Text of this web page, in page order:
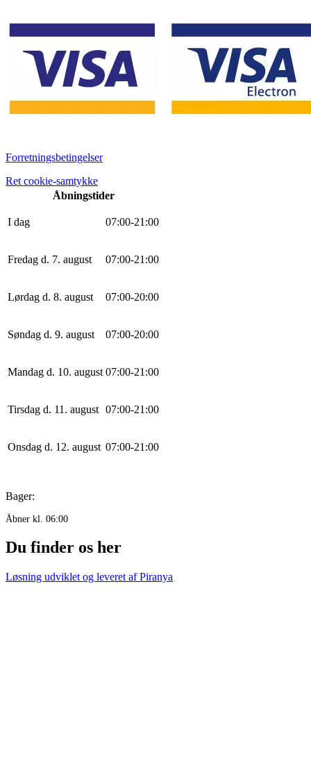
Forretningsbetingelser
Ret cookie-samtykke
Åbningstider
I dag 07:00-21 :00
Fredag d. 7. august 07:00-21 :00
Lørdag d. 8. august 07:00-20:00
Søndag d. 9. august 07:00-20:00
Mandag d. 10. august 07:00-21 :00
Tirsdag d. 11. august 07:00-21 :00
Onsdag d. 12. august 07:00-21 :00
Bager:
Åbner kl. 06:00
Du finder os her
Løsning udviklet og leveret afPiranya